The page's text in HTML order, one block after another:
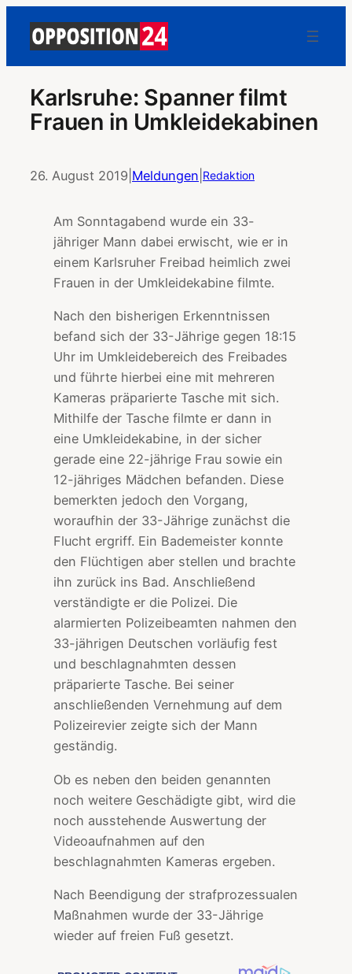
Karlsruhe: Spanner filmt
Frauen in Umkleidekabinen
26. August 2019 Meldungen Redaktion
Am Sonntagabend wurde ein 33-
jähriger Mann dabei erwischt, wie er in
einem Karlsruher Freibad heimlich zwei
Frauen in der Umkleidekabine filmte.
Nach den bisherigen Erkenntnissen
befand sich der 33-Jährige gegen 18:15
Uhr im Umkleidebereich des Freibades
und führte hierbei eine mit mehreren
Kameras präparierte Tasche mit sich.
Mithilfe der Tasche filmte er dann in
eine Umkleidekabine, in der sicher
gerade eine 22-jährige Frau sowie ein
12-jähriges Mädchen befanden. Diese
bemerkten jedoch den Vorgang,
woraufhin der 33-Jährige zunächst die
Flucht ergriff. Ein Bademeister konnte
den Flüchtigen aber stellen und brachte
ihn zurück ins Bad. Anschließend
verständigte er die Polizei. Die
alarmierten Polizeibeamten nahmen den
33-jährigen Deutschen vorläufig fest
und beschlagnahmten dessen
präparierte Tasche. Bei seiner
anschließenden Vernehmung auf dem
Polizeirevier zeigte sich der Mann
geständig.
Ob es neben den beiden genannten
noch weitere Geschädigte gibt, wird die
noch ausstehende Auswertung der
Videoaufnahmen auf den
beschlagnahmten Kameras ergeben.
Nach Beendigung der strafprozessualen
Maßnahmen wurde der 33-Jährige
wieder auf freien Fuß gesetzt.